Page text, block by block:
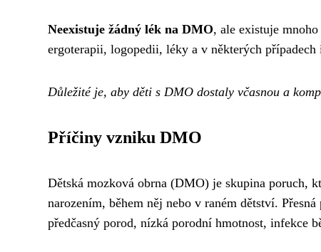
Neexistuje žádný lék na DMO, ale existuje
ergoterapii, logopedii, léky a v některých
Důležité je, aby děti s DMO dostaly včasnou a
Příčiny vzniku DMO
Dětská mozková obrna (DMO) je skupina ​​poruch,
narozením, během něj nebo v raném dětství.
předčasný porod, nízká porodní hmotnost, infekce